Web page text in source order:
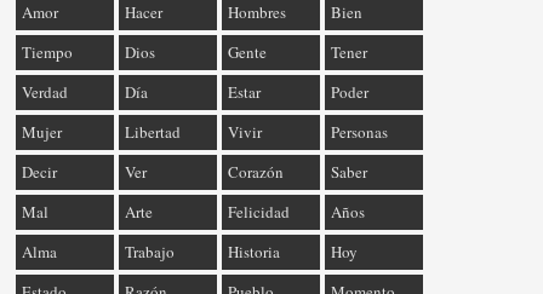
Amor
Hacer Hombres
Bien
Tiempo
Dios Gente
Tener
Verdad
Día Estar
Poder
Mujer
Libertad Vivir
Personas
Decir
Ver Corazón
Saber
Mal
Arte Felicidad
Años
Alma
Trabajo Historia
Hoy